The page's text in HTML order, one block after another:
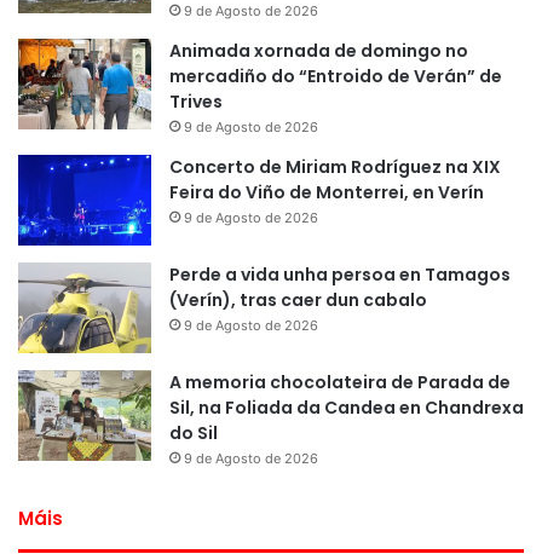
9 de Agosto de 2026
Animada xornada de domingo no
mercadiño do “Entroido de Verán” de
Trives
9 de Agosto de 2026
Concerto de Miriam Rodríguez na XIX
Feira do Viño de Monterrei, en Verín
9 de Agosto de 2026
Perde a vida unha persoa en Tamagos
(Verín), tras caer dun cabalo
9 de Agosto de 2026
A memoria chocolateira de Parada de
Sil, na Foliada da Candea en Chandrexa
do Sil
9 de Agosto de 2026
Máis